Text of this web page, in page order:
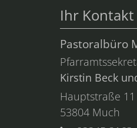
Ihr
Pastoralbüro
Kirstin Beck
Hauptstraße 11
53804 Much